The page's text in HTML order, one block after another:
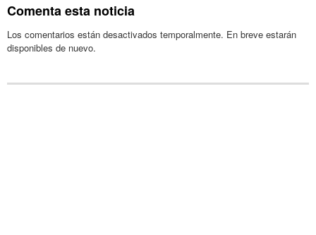
Comenta esta noticia
Los comentarios están desactivados temporalmente. En breve estarán
disponibles de nuevo.